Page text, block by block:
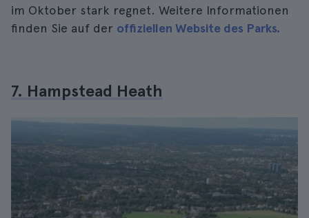
im Oktober stark regnet. Weitere Informationen
finden Sie auf der offiziellen Website des Parks.
7. Hampstead Heath